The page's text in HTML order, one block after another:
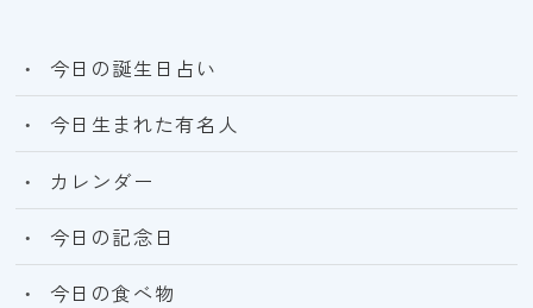
今日の誕生日占い
今日生まれた有名人
カレンダー
今日の記念日
今日の食べ物